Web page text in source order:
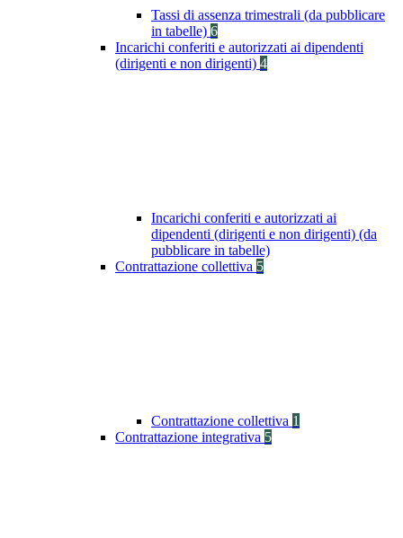
Tassi di assenza trimestrali (da pubblicare
in tabelle) 6
Incarichi conferiti e autorizzati ai dipendenti
(dirigenti e non dirigenti) 4
Incarichi conferiti e autorizzati ai
dipendenti (dirigenti e non dirigenti) (da
pubblicare in tabelle)
Contrattazione collettiva 5
Contrattazione collettiva 1
Contrattazione integrativa 5